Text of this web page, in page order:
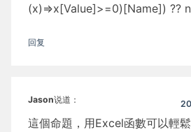
(x)=>x[Value]>=0)[Name]) ??
回复
Jason说道：
這個命題，用Excel函數可以輕